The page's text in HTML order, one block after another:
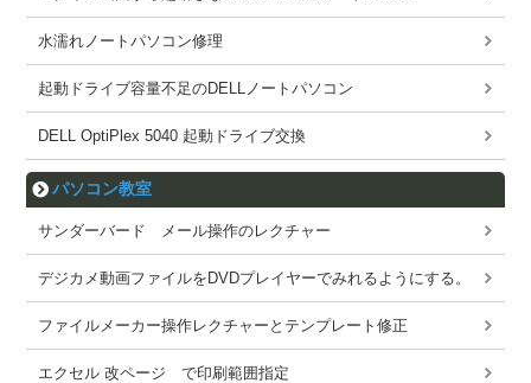
水濡れノートパソコン修理
起動ドライブ容量不足のDELLノートパソコン
DELL OptiPlex 5040 起動ドライブ交換
パソコン教室
サンダーバード メール操作のレクチャー
デジカメ動画ファイルをDVDプレイヤーでみれるようにする。
ファイルメーカー操作レクチャーとテンプレート修正
エクセル 改ページ で印刷範囲指定